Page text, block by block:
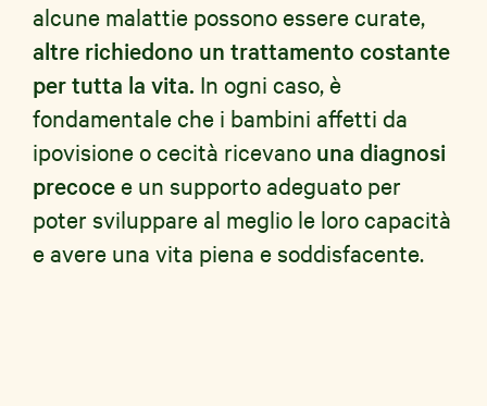
alcune malattie possono essere curate,
altre richiedono un trattamento costante
per tutta la vita. In ogni caso, è
fondamentale che i bambini affetti da
ipovisione o cecità ricevano una diagnosi
precocee un supporto adeguato per
poter sviluppare al meglio le loro capacità
e avere una vita piena e soddisfacente.